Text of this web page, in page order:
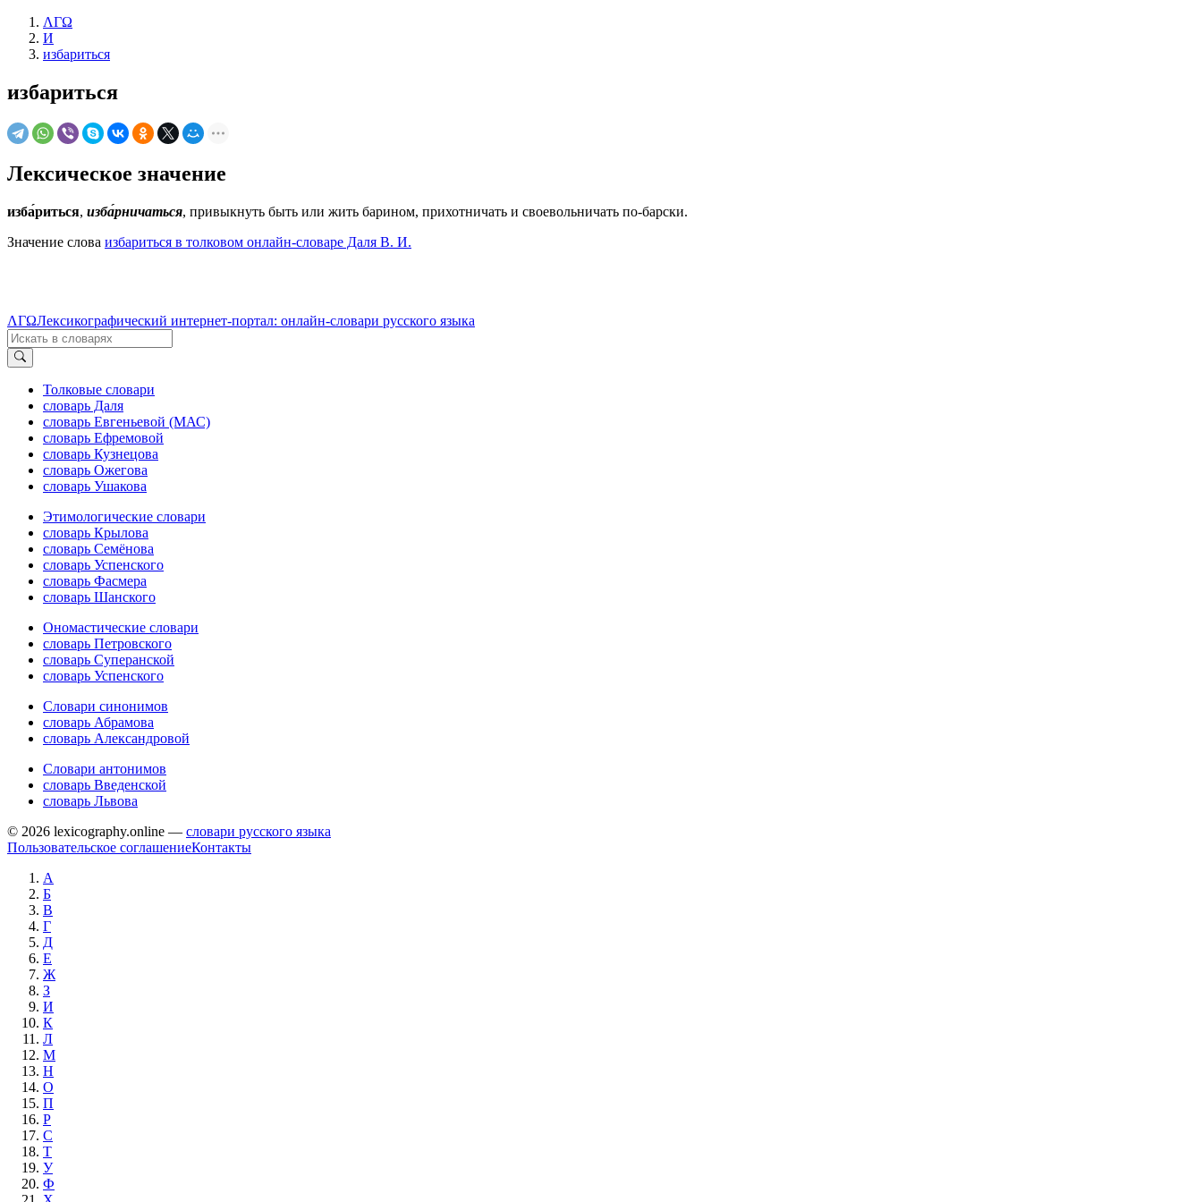
ΛΓΩ
И
избариться
избариться
Лексическое значение
изба́риться, изба́рничаться, привыкнуть быть или жить барином, прихотничать и своевольничать по-барски.
Значение слова избариться в толковом онлайн-словаре Даля В. И.
ΛΓΩЛексикографический интернет-портал: онлайн-словари русского языка
Толковые словари
словарь Даля
словарь Евгеньевой (МАС)
словарь Ефремовой
словарь Кузнецова
словарь Ожегова
словарь Ушакова
Этимологические словари
словарь Крылова
словарь Семёнова
словарь Успенского
словарь Фасмера
словарь Шанского
Ономастические словари
словарь Петровского
словарь Суперанской
словарь Успенского
Словари синонимов
словарь Абрамова
словарь Александровой
Словари антонимов
словарь Введенской
словарь Львова
© 2026 lexicography.online — словари русского языка
Пользовательское соглашениеКонтакты
А
Б
В
Г
Д
Е
Ж
З
И
К
Л
М
Н
О
П
Р
С
Т
У
Ф